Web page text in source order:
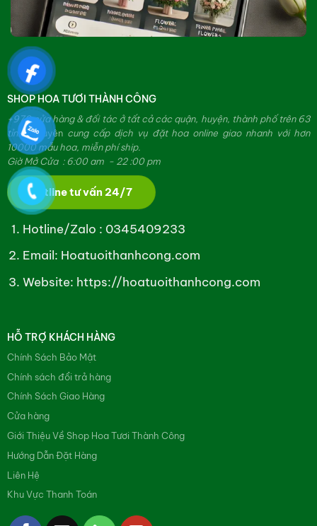
SHOP HOA TƯƠI THÀNH CÔNG
+979 cửa hàng & đối tác ở tất cả các quận, huyện, thành phố trên 63
tỉnh.Chuyêncung cấp dịch vụ đặt hoa online giao nhanh với hơn
10000 mẫu hoa, miễn phí ship.
Giờ Mở Cửa : 6:00 am - 22 :00 pm
Hotline tư vấn 24/7
Hotline/Zalo : 0345409233
Email: Hoatuoithanhcong.com
Website: https://hoatuoithanhcong.com
HỖ TRỢ KHÁCH HÀNG
Chính Sách Bảo Mật
Chính sách đổi trả hàng
Chính Sách Giao Hàng
Cửa hàng
Giới Thiệu Về Shop Hoa Tươi Thành Công
Hướng Dẫn Đặt Hàng
Liên Hệ
Khu Vực Thanh Toán